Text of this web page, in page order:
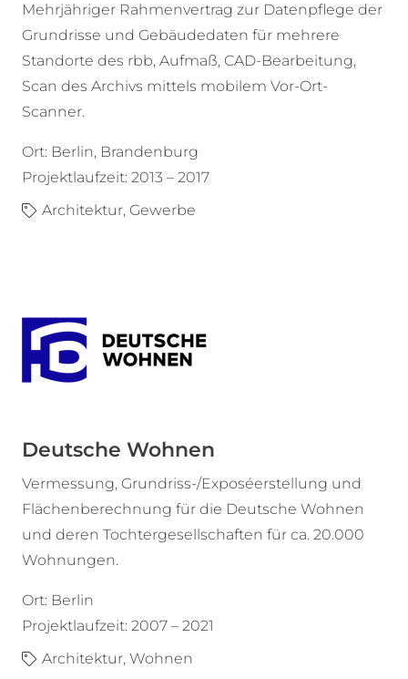
Mehrjähriger Rahmenvertrag zur Datenpflege der
Grundrisse und Gebäudedaten für mehrere
Standorte des rbb, Aufmaß, CAD-Bearbeitung,
Scan des Archivs mittels mobilem Vor-Ort-
Scanner.
Ort: Berlin, Brandenburg
Projektlaufzeit: 2013 – 2017
Architektur, Gewerbe
Deutsche Wohnen
Vermessung, Grundriss-/Exposéerstellung und
Flächenberechnung für die Deutsche Wohnen
und deren Tochtergesellschaften für ca. 20.000
Wohnungen.
Ort: Berlin
Projektlaufzeit: 2007 – 2021
Architektur,Wohnen